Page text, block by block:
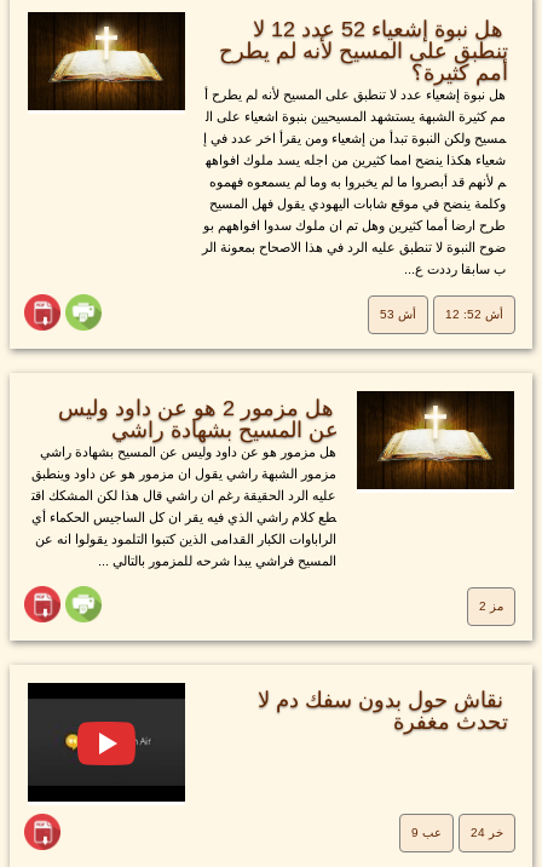
هل نبوة إشعياء 52 عدد 12 لا
تنطبق على المسيح لأنه لم يطرح
أمم كثيرة؟
هل نبوة إشعياء عدد لا تنطبق على المسيح لأنه لم يطرح أ
مم كثيرة الشبهة يستشهد المسيحيين بنبوة اشعياء على ال
مسيح ولكن النبوة تبدأ من إشعياء ومن يقرأ اخر عدد في إ
شعياء هكذا ينضح امما كثيرين من اجله يسد ملوك افواهه
م لأنهم قد أبصروا ما لم يخبروا به وما لم يسمعوه فهموه
وكلمة ينضح في موقع شابات اليهودي يقول فهل المسيح
طرح ارضا أمما كثيرين وهل تم ان ملوك سدوا افواههم بو
ضوح النبوة لا تنطبق عليه الرد في هذا الاصحاح بمعونة الر
ب سابقا رددت ع...
أش 52: 12 أش 53
هل مزمور 2 هو عن داود وليس
عن المسيح بشهادة راشي
هل مزمور هو عن داود وليس عن المسيح بشهادة راشي
مزمور الشبهة راشي يقول ان مزمور هو عن داود وينطبق
عليه الرد الحقيقة رغم ان راشي قال هذا لكن المشكك اقت
طع كلام راشي الذي فيه يقر ان كل الساجيس الحكماء أي
الراباوات الكبار القدامى الذين كتبوا التلمود يقولوا انه عن
المسيح فراشي يبدا شرحه للمزمور بالتالي ...
مز 2
نقاش حول بدون سفك دم لا
تحدث مغفرة
خر 24 عب 9